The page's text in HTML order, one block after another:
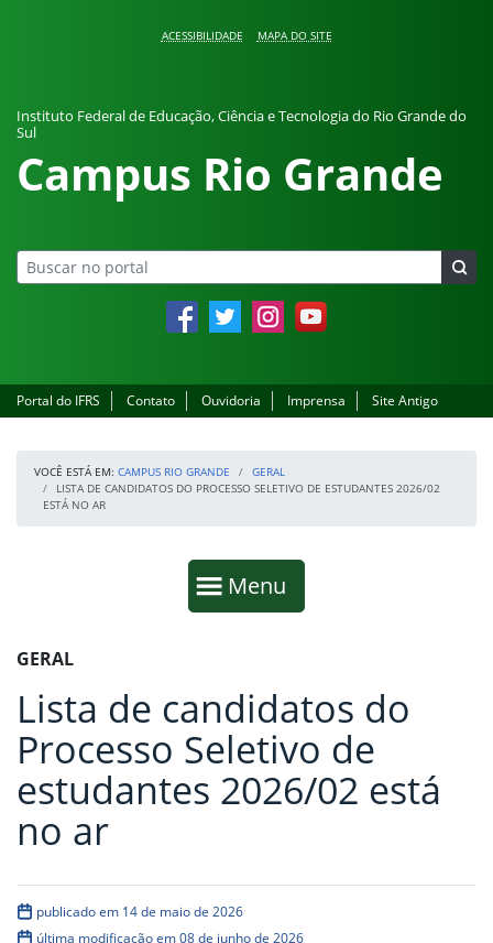
ACESSIBILIDADE MAPA DO SITE
Instituto Federal de Educação, Ciência e Tecnologia do Rio Grande do
Sul
Campus Rio Grande
Facebook Twitter InstagramYouTube
Portal do IFRS Contato Ouvidoria Imprensa Site Antigo
VOCÊ ESTÁ EM: CAMPUS RIO GRANDE
GERAL
LISTA DE CANDIDATOS DO PROCESSO SELETIVO DE ESTUDANTES 2026/02
ESTÁ NO AR
Mostrar
Menu
Fim da navegação
Início do conteúdo
GERAL
Lista de candidatos do
Processo Seletivo de
estudantes 2026/02 está
no ar
publicado em 14 de maio de 2026
última modificação em 08 de junho de 2026